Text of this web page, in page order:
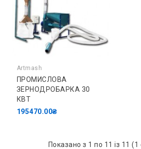
Artmash
ПРОМИСЛОВА
ЗЕРНОДРОБАРКА 30
КВТ
195470.00₴
Показано з 1 по 11 із 11 (1